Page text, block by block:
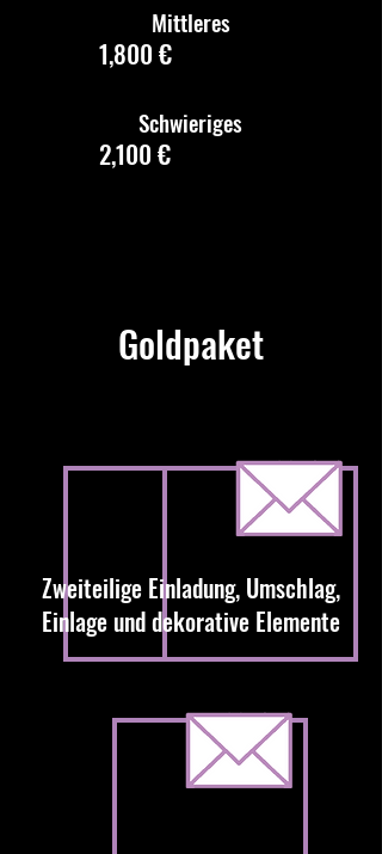
1,800 €
Mittleres
2,100 €
Schwieriges
Goldpaket
Zweiteilige Einladung, Umschlag,
Einlage und dekorative Elemente